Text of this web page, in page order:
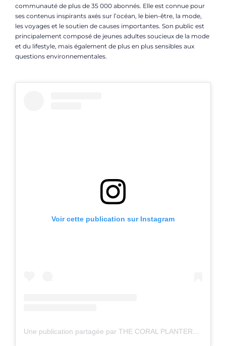
communauté de plus de 35 000 abonnés. Elle est connue pour
ses contenus inspirants axés sur l’océan, le bien-être, la mode,
les voyages et le soutien de causes importantes. Son public est
principalement composé de jeunes adultes soucieux de la mode
et du lifestyle, mais également de plus en plus sensibles aux
questions environnementales.
Voir cette publication sur Instagram
Une publication partagée par THE CORAL PLANTERS (@thecoralplanters)